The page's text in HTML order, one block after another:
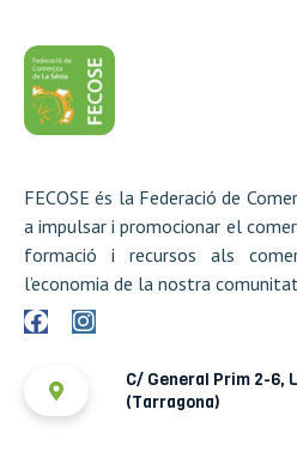
FECOSE és la Federació de
a impulsar i promocionar el
formació i recursos als
l’economia de la nostra
C/ General Prim 2-6,
(Tarragona)